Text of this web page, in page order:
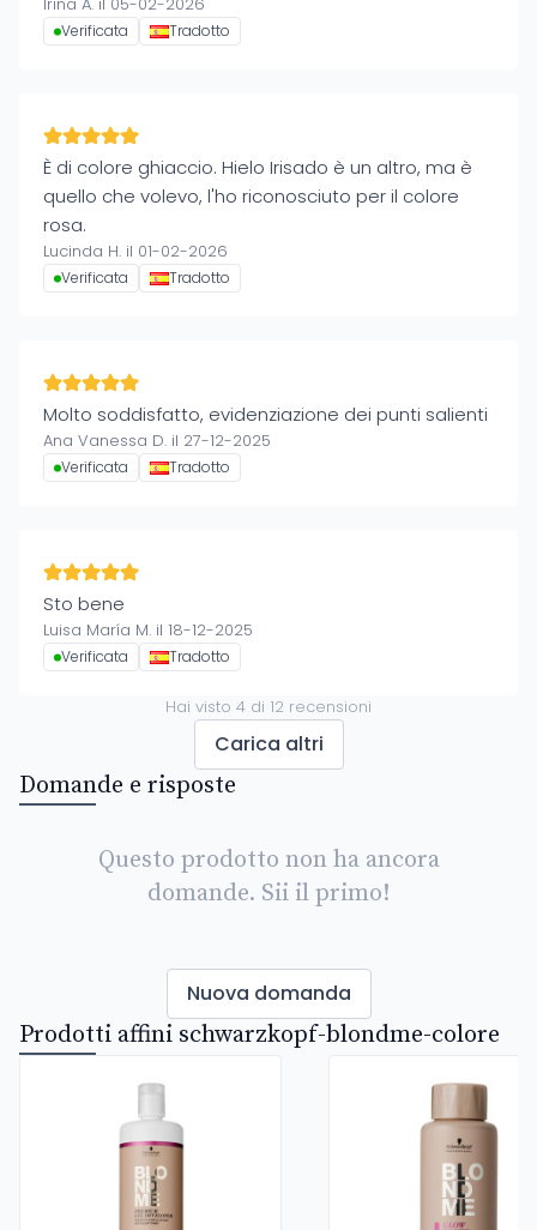
Verificata Tradotto
È di colore ghiaccio. Hielo Irisado è un altro, ma è
quello che volevo, l'ho riconosciuto per il colore
rosa.
Lucinda H. il 01-02-2026
Verificata Tradotto
Molto soddisfatto, evidenziazione dei punti salienti
Ana Vanessa D. il 27-12-2025
Verificata Tradotto
Sto bene
Luisa María M. il 18-12-2025
Verificata Tradotto
Hai visto 4 di 12 recensioni
Carica altri
Domande e risposte
Questo prodotto non ha ancora
domande. Sii il primo!
Nuova domanda
Prodotti affini schwarzkopf-blondme-colore